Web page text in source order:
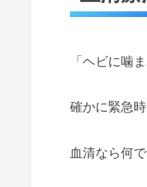
「ヘビに噛
確かに緊急
血清なら何